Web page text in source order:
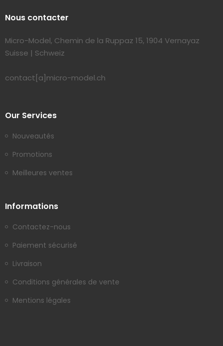
Nous contacter
Micro-Model, Chemin de la Ruppaz 15, 1904 Vernayaz
Suisse | Schweiz
contact[a]micro-model.ch
Our Services
Nouveautés
Promotions
Meilleures ventes
Informations
Contactez-nous
Paiement sécurisé
Livraison
Conditions générales de vente
Mentions légales